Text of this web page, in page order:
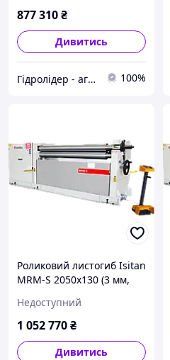
877 310₴
Дивитись
Гідролідер - агротехніка, промислове та будівельне обладнання 100%
Роликовий листогиб Isitan
MRM-S 2050x130 (3 мм,
Недоступний
1 052 770₴
Дивитись